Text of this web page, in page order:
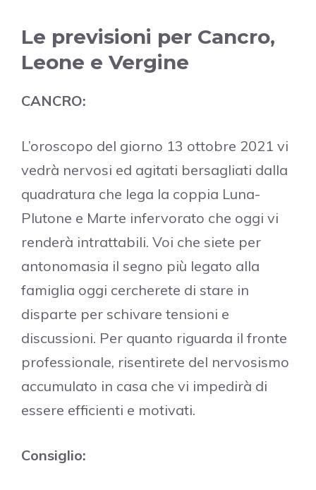
Le previsioni per Cancro,
Leone e Vergine
CANCRO:
L’oroscopo del giorno 13 ottobre 2021 vi
vedrà nervosi ed agitati bersagliati dalla
quadratura che lega la coppia Luna-
Plutone e Marte infervorato che oggi vi
renderà intrattabili. Voi che siete per
antonomasia il segno più legato alla
famiglia oggi cercherete di stare in
disparte per schivare tensioni e
discussioni. Per quanto riguarda il fronte
professionale, risentirete del nervosismo
accumulato in casa che vi impedirà di
essere efficienti e motivati.
Consiglio: